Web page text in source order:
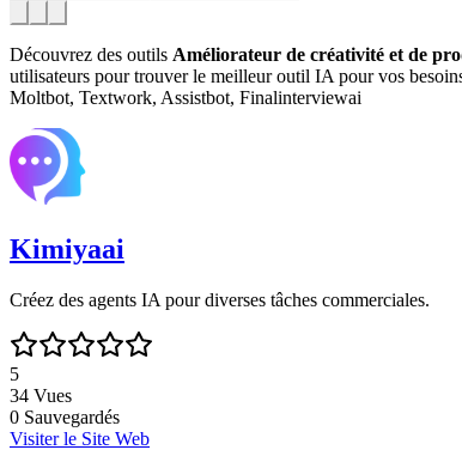
Découvrez des outils Améliorateur de créativité et de
utilisateurs pour trouver le meilleur outil IA pour vos
Moltbot, Textwork, Assistbot, Finalinterviewai
Kimiyaai
Créez des agents IA pour diverses tâches commerciales.
5
34 Vues
0 Sauvegardés
Visiter le Site Web